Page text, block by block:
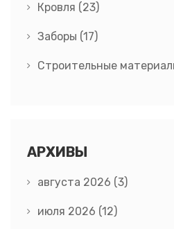
Кровля (23)
Заборы (17)
Строительные
АРХИВЫ
августа 2026 (3)
июля 2026 (12)